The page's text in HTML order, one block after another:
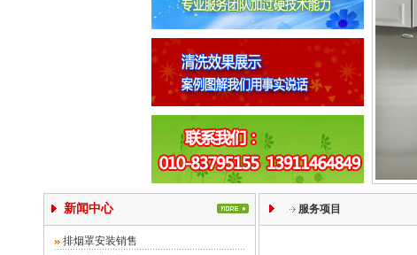
新闻中心
排烟罩安装销售
服务项目